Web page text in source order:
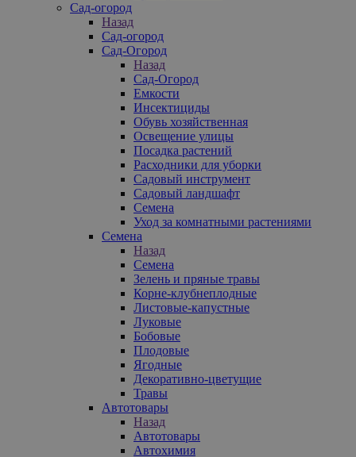
Сад-огород
Назад
Сад-огород
Сад-Огород
Назад
Сад-Огород
Емкости
Инсектициды
Обувь хозяйственная
Освещение улицы
Посадка растений
Расходники для уборки
Садовый инструмент
Садовый ландшафт
Семена
Уход за комнатными растениями
Семена
Назад
Семена
Зелень и пряные травы
Корне-клубнеплодные
Листовые-капустные
Луковые
Бобовые
Плодовые
Ягодные
Декоративно-цветущие
Травы
Автотовары
Назад
Автотовары
Автохимия